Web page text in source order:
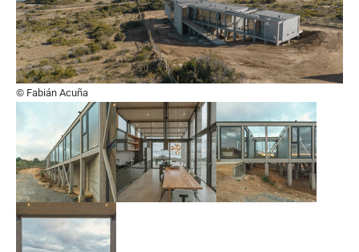
© Fabián Acuña